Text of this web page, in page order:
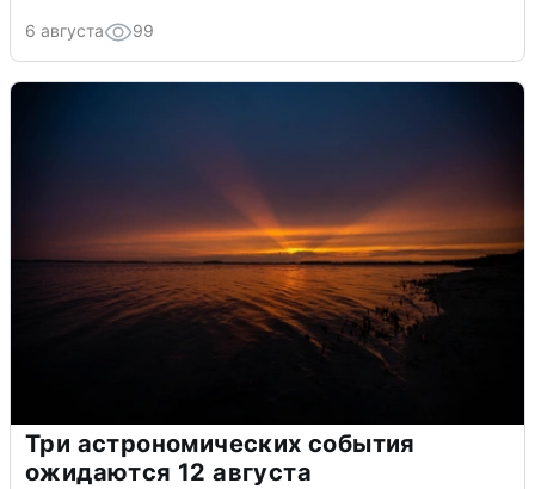
6 августа 99
Три астрономических события
ожидаются 12 августа